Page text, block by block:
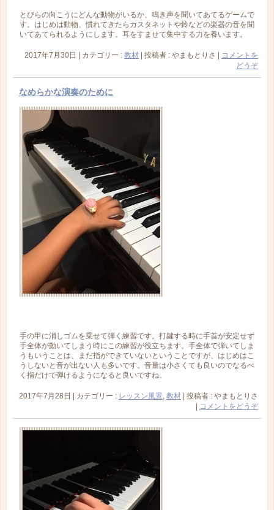
とびらの向こうにどんな動物がいるか、鳴き声を聞いてあてるゲームで
す。はじめは動物、慣れてきたらカスタネットや鈴などの楽器の音を聞
いてあてられるようにします。耳をすませて集中する力を養います。
2017年7月30日 カテゴリー : 教材 投稿者 : やまもとりさ
コメントを
どうぞ
なめらかな演奏のために
手の甲に消しゴムを乗せて弾く練習です。打鍵する時に手首が安定せず
手全体が動いてしまう時にこの練習が役立ちます。手全体で弾いてしま
うもいうことは、まだ指ができていないということですが、はじめはこ
うしないと音が出ない人も多いです。音量は小さくても良いのでなるべ
く指だけで弾けるようになると良いですね。
2017年7月28日 カテゴリー : レッスン風景, 教材
投稿者 : やまもとりさ
コメントをどうぞ